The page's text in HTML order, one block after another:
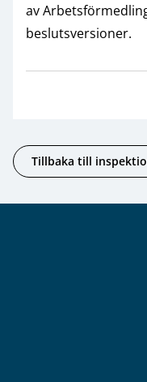
av
beslutsversioner.
Tillbaka till